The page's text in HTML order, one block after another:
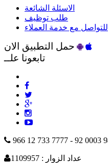
الاسئلة الشائعة
طلب توظيف
للتواصل مع خدمة العملاء
حمل التطبيق الان
تابعونا علــ
عداد الزوار : 1109957